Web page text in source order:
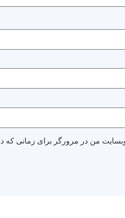
وبسایت من در مرورگر برای زمانی که